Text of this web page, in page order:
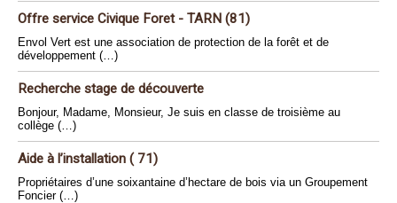
Offre service Civique Foret - TARN (81)
Envol Vert est une association de protection de la forêt et de
développement (…)
Recherche stage de découverte
Bonjour, Madame, Monsieur, Je suis en classe de troisième au
collège (…)
Aide à l’installation ( 71)
Propriétaires d’une soixantaine d’hectare de bois via un Groupement
Foncier (…)